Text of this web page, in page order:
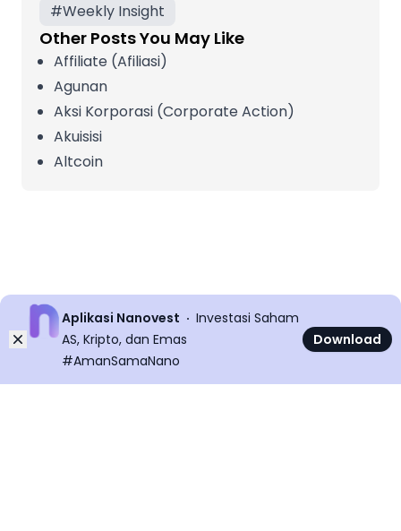
#Weekly Insight
Other Posts You May Like
Affiliate (Afiliasi)
Agunan
Aksi Korporasi (Corporate Action)
Akuisisi
Altcoin
Dismiss
Aplikasi Nanovest
Investasi Saham
AS, Kripto, dan Emas
#AmanSamaNano
Download